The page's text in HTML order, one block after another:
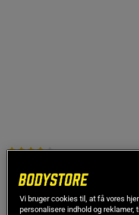
279 kr
Ord.pris279 kr
Vi bruger cookies til, at få vores
personalisere indhold og reklamer,